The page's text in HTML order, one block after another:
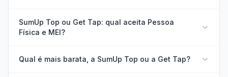
SumUp Top ou Get Tap: qual aceita Pessoa
Física e MEI?
Qual é mais barata, a SumUp Top ou a Get Tap?